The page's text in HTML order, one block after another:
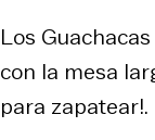
Los
con la mesa
para zapatear!.